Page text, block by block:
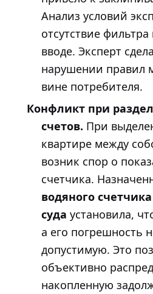
Анализ условий
отсутствие
вводе. Эксперт
нарушении правил
вине потребителя.
Конфликт при
счетов. При
квартире между
возник спор о
счетчика.
водяного
суда установила,
а его погрешность
допустимую. Это
объективно
накопленную